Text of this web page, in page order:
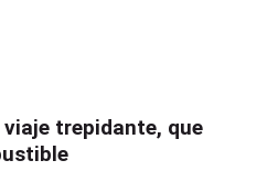
trepidante, que